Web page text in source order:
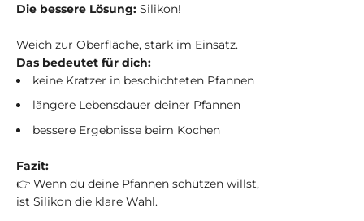
Die bessere Lösung: Silikon!
Weich zur Oberfläche, stark im Einsatz.
Das bedeutet für dich:
keine Kratzer in beschichteten Pfannen
längere Lebensdauer deiner Pfannen
bessere Ergebnisse beim Kochen
Fazit:
👉 Wenn du deine Pfannen schützen willst,
ist Silikon die klare Wahl.